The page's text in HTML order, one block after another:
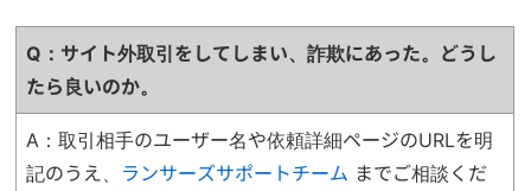
Q：サイト外取引をしてしまい、詐欺にあった。どうし
たら良いのか。
A：取引相手のユーザー名や依頼詳細ページのURLを明
記のうえ、 ランサーズサポートチーム までご相談くだ